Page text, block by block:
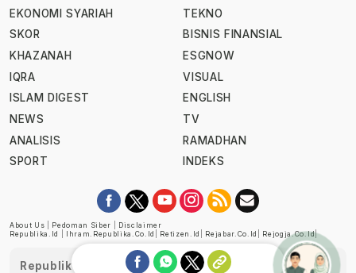
EKONOMI SYARIAH
SKOR
KHAZANAH
IQRA
ISLAM DIGEST
NEWS
ANALISIS
SPORT
TEKNO
BISNIS FINANSIAL
ESGNOW
VISUAL
ENGLISH
TV
RAMADHAN
INDEKS
About Us Pedoman Siber
Disclaimer
Republika.id
Ihram.republika.co.id Retizen.id Rejabar.co.id Rejogja.co.id|
Republika telah diverifikasi oleh Dewan Pers